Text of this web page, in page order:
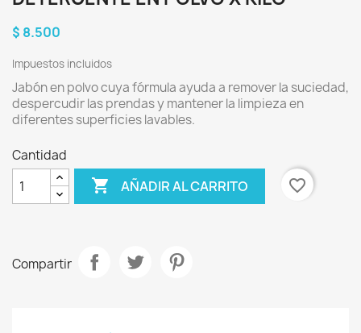
$ 8.500
Impuestos incluidos
Jabón en polvo cuya fórmula ayuda a remover la suciedad,
despercudir las prendas y mantener la limpieza en
diferentes superficies lavables.
Cantidad
 AÑADIR AL CARRITO favorite_border
Compartir